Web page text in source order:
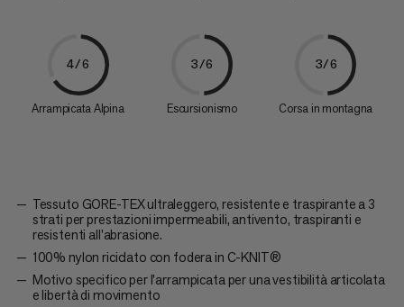
4/6
Arrampicata Alpina
3/6
Escursionismo
3/6
Corsa in montagna
Tessuto GORE-TEX ultraleggero, resistente e traspirante a 3
strati per prestazioni impermeabili, antivento, traspiranti e
resistenti all'abrasione.
100% nylon riciclato con fodera in C-KNIT®
Motivo specifico per l'arrampicata per una vestibilità articolata
e libertà di movimento